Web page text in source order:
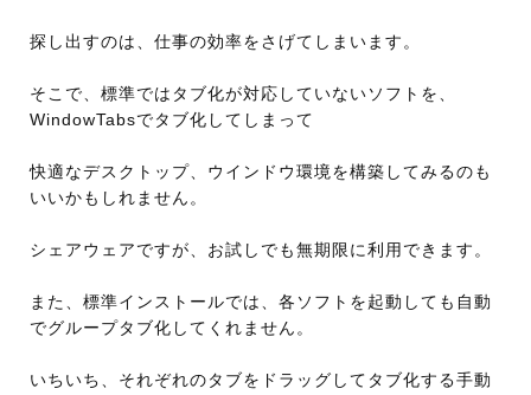
探し出すのは、仕事の効率をさげてしまいます。
そこで、標準ではタブ化が対応していないソフトを、
WindowTabsでタブ化してしまって
快適なデスクトップ、ウインドウ環境を構築してみるのも
いいかもしれません。
シェアウェアですが、お試しでも無期限に利用できます。
また、標準インストールでは、各ソフトを起動しても自動
でグループタブ化してくれません。
いちいち、それぞれのタブをドラッグしてタブ化する手動